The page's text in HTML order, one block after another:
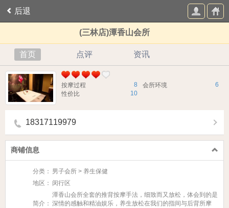
后退
(三林店)潭香山会所
首页 点评 资讯
8
按摩过程 6
会所环境
10
性价比
18317119979
商铺信息
分类： 男子会所 > 养生保健
地区： 闵行区
简介：
潭香山会所全套的推背按摩手法，细致而又放松，体会到的是
深情的感触和精油娱乐，养生放松在我们的指间与后背所摩